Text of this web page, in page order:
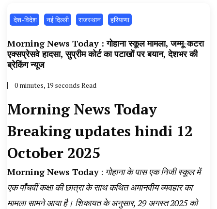
Taaja Khabar, Haryana Crime News Today,
Weather Update in Haryana, Weather Alert
in Haryana, Rain Alert in Haryana, Haryana
Haryana Police Fir, Haryana Portet Update
News, Student Portest News, Kisan Protest
News, AHN News, Abtak Haryana News,
‌ देश-विदेश नई दिल्ली राजस्थान हरियाणा
Morning News Today : गोहाना स्कूल मामला, जम्मू-कटरा
एक्सप्रेसवे हादसा, सुप्रीम कोर्ट का पटाखों पर बयान, देशभर की
ब्रेकिंग न्यूज
0 minutes, 19 seconds Read
Morning News Today
Breaking updates hindi 12
October 2025
Morning News Today : गोहाना के पास एक निजी स्कूल में
एक पाँचवीं कक्षा की छात्रा के साथ कथित अमानवीय व्यवहार का
मामला सामने आया है। शिकायत के अनुसार, 29 अगस्त 2025 को